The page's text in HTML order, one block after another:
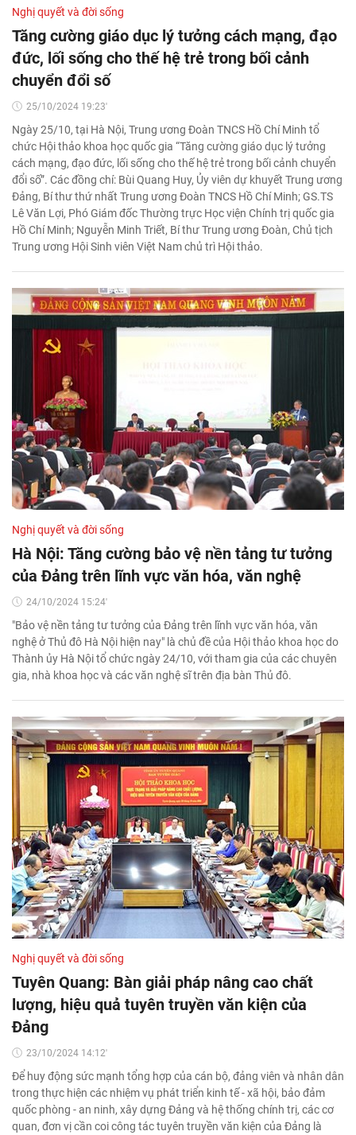
Nghị quyết và đời sống
Tăng cường giáo dục lý tưởng cách mạng, đạo
đức, lối sống cho thế hệ trẻ trong bối cảnh
chuyển đổi số
25/10/2024 19:23'
Ngày 25/10, tại Hà Nội, Trung ương Đoàn TNCS Hồ Chí Minh tổ
chức Hội thảo khoa học quốc gia “Tăng cường giáo dục lý tưởng
cách mạng, đạo đức, lối sống cho thế hệ trẻ trong bối cảnh chuyển
đổi số”. Các đồng chí: Bùi Quang Huy, Ủy viên dự khuyết Trung ương
Đảng, Bí thư thứ nhất Trung ương Đoàn TNCS Hồ Chí Minh; GS.TS
Lê Văn Lợi, Phó Giám đốc Thường trực Học viện Chính trị quốc gia
Hồ Chí Minh; Nguyễn Minh Triết, Bí thư Trung ương Đoàn, Chủ tịch
Trung ương Hội Sinh viên Việt Nam chủ trì Hội thảo.
Nghị quyết và đời sống
Hà Nội: Tăng cường bảo vệ nền tảng tư tưởng
của Đảng trên lĩnh vực văn hóa, văn nghệ
24/10/2024 15:24'
"Bảo vệ nền tảng tư tưởng của Đảng trên lĩnh vực văn hóa, văn
nghệ ở Thủ đô Hà Nội hiện nay" là chủ đề của Hội thảo khoa học do
Thành ủy Hà Nội tổ chức ngày 24/10, với tham gia của các chuyên
gia, nhà khoa học và các văn nghệ sĩ trên địa bàn Thủ đô.
Nghị quyết và đời sống
Tuyên Quang: Bàn giải pháp nâng cao chất
lượng, hiệu quả tuyên truyền văn kiện của
Đảng
23/10/2024 14:12'
Để huy động sức mạnh tổng hợp của cán bộ, đảng viên và nhân dân
trong thực hiện các nhiệm vụ phát triển kinh tế - xã hội, bảo đảm
quốc phòng - an ninh, xây dựng Đảng và hệ thống chính trị, các cơ
quan, đơn vị cần coi công tác tuyên truyền văn kiện của Đảng là